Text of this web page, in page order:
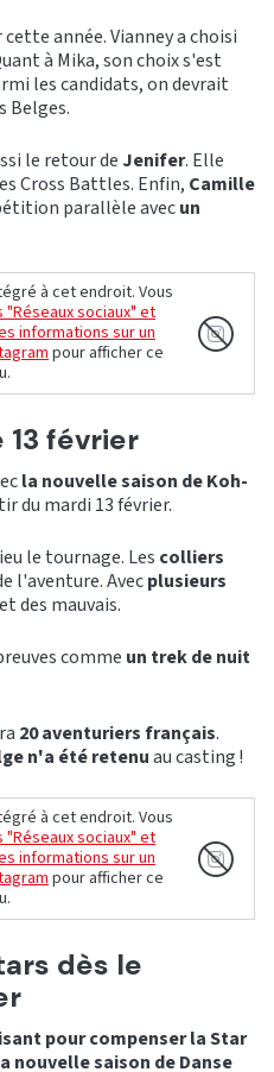
année. Vianney a choisi
à Mika, son choix s'est
les candidats, on devrait
Belges.
le retour de Jenifer. Elle
Cross Battles. Enfin, Camille
parallèle avecun
à cet endroit. Vous
sociaux" et
informations sur un
pour afficher ce
février
la nouvelle saison de Koh-
du mardi 13 février.
le tournage. Les colliers
l'aventure. Avecplusieurs
des mauvais.
comme un trek de nuit
20 aventuriers français.
n'a été retenuau casting !
à cet endroit. Vous
sociaux" et
informations sur un
pour afficher ce
dès le
pour compenser la Star
nouvelle saison de Danse